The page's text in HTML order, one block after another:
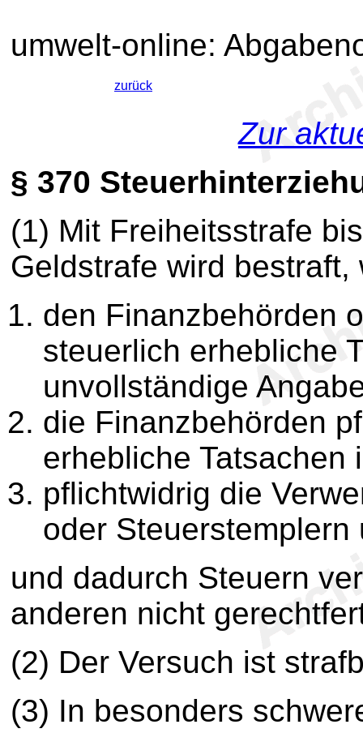
umwelt-online:
zurück
Zur
§ 370
(1) Mit Freiheitsstrafe
Geldstrafe wird bestraft,
den Finanzbehörden
steuerlich erhebliche
unvollständige
die Finanzbehörden
erhebliche Tatsachen
pflichtwidrig die
oder Steuerstemplern
und dadurch Steuern
anderen nicht
(2) Der Versuch ist
(3) In besonders